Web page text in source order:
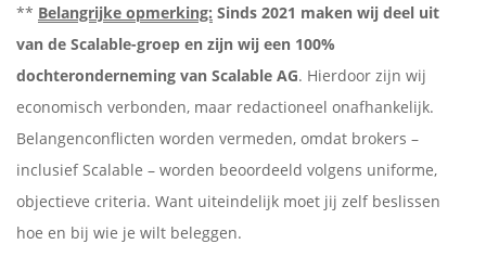
** Belangrijke opmerking: Sinds 2021 maken wij deel uit
van de Scalable-groep en zijn wij een 100%
dochteronderneming van Scalable AG. Hierdoor zijn wij
economisch verbonden, maar redactioneel onafhankelijk.
Belangenconflicten worden vermeden, omdat brokers –
inclusief Scalable – worden beoordeeld volgens uniforme,
objectieve criteria. Want uiteindelijk moet jij zelf beslissen
hoe en bij wie je wilt beleggen.